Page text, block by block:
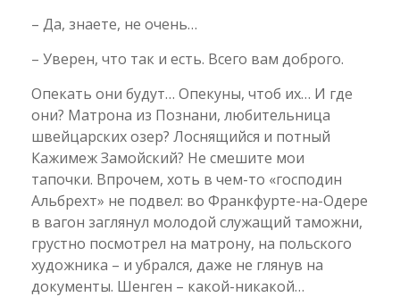
– Да, знаете, не очень…
– Уверен, что так и есть. Всего вам доброго.
Опекать они будут… Опекуны, чтоб их… И где
они? Матрона из Познани, любительница
швейцарских озер? Лоснящийся и потный
Кажимеж Замойский? Не смешите мои
тапочки. Впрочем, хоть в чем-то «господин
Альбрехт» не подвел: во Франкфурте-на-Одере
в вагон заглянул молодой служащий таможни,
грустно посмотрел на матрону, на польского
художника – и убрался, даже не глянув на
документы. Шенген – какой-никакой…